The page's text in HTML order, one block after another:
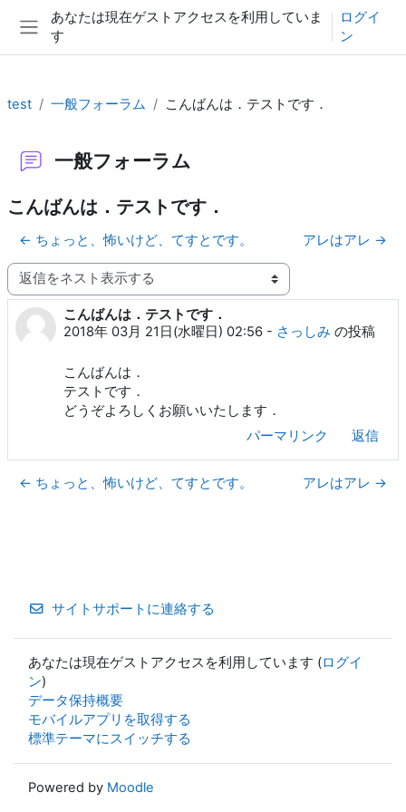
メインコンテンツへスキップする
サイドパネル
あなたは現在ゲストアクセスを利用していま
す
ログイ
ン
test 一般フォーラム こんばんは．テストです．
一般フォーラム
こんばんは．テストです．
← ちょっと、怖いけど、てすとです。 アレはアレ →
表示モード
こんばんは．テストです．
2018年 03月 21日(水曜日) 02:56 - さっしみ の投稿
返信数: 0
こんばんは．
テストです．
どうぞよろしくお願いいたします．
パーマリンク
返信
← ちょっと、怖いけど、てすとです。 アレはアレ →
サイトサポートに連絡する
あなたは現在ゲストアクセスを利用しています (ログイ
ン)
データ保持概要
モバイルアプリを取得する
標準テーマにスイッチする
Powered by Moodle